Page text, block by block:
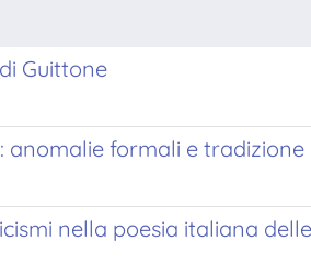
Guittone
anomalie formali e
nella poesia italiana